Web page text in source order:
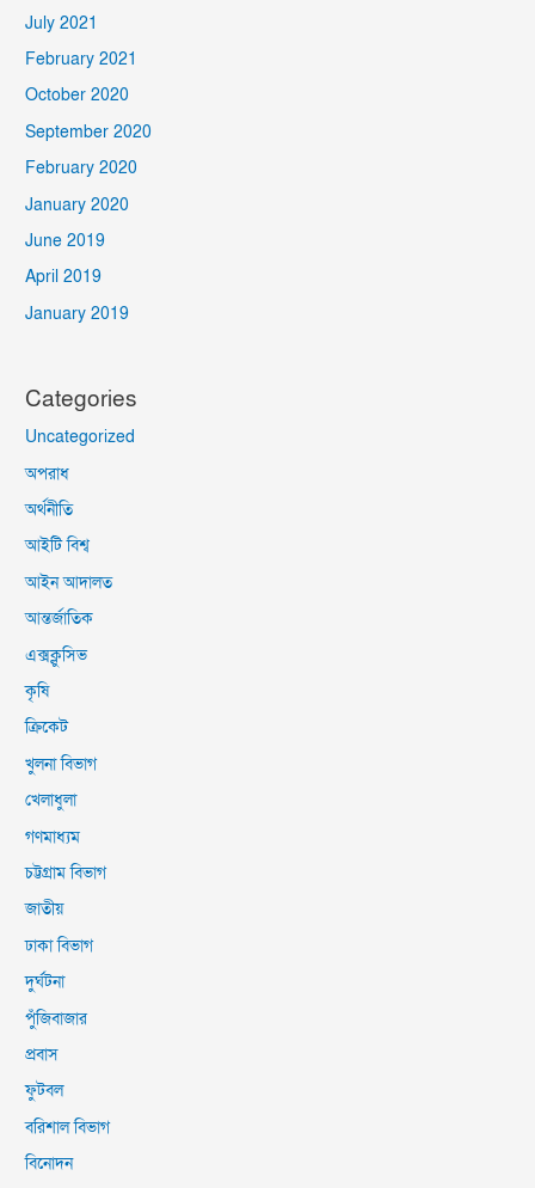
July 2021
February 2021
October 2020
September 2020
February 2020
January 2020
June 2019
April 2019
January 2019
Categories
Uncategorized
অপরাধ
অর্থনীতি
আইটি বিশ্ব
আইন আদালত
আন্তর্জাতিক
এক্সক্লুসিভ
কৃষি
ক্রিকেট
খুলনা বিভাগ
খেলাধুলা
গণমাধ্যম
চট্টগ্রাম বিভাগ
জাতীয়
ঢাকা বিভাগ
দুর্ঘটনা
পুঁজিবাজার
প্রবাস
ফুটবল
বরিশাল বিভাগ
বিনোদন